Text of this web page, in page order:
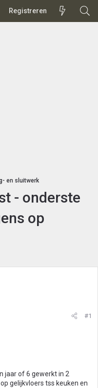
Registreren
en sluitwerk
- onderste
op
#1
jaar of 6 gewerkt in 2
gelijkvloers tss keuken en